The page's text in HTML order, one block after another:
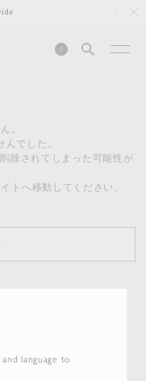
language to
0
。
んでした。
除されてしまった可能性が
トへ移動してください。